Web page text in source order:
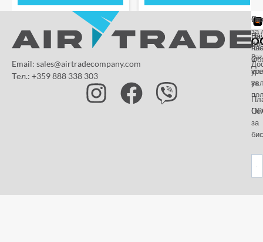
Email: sales@airtradecompany.com
Тел.: +359 888 338 303
За
нас
и
за
за
за